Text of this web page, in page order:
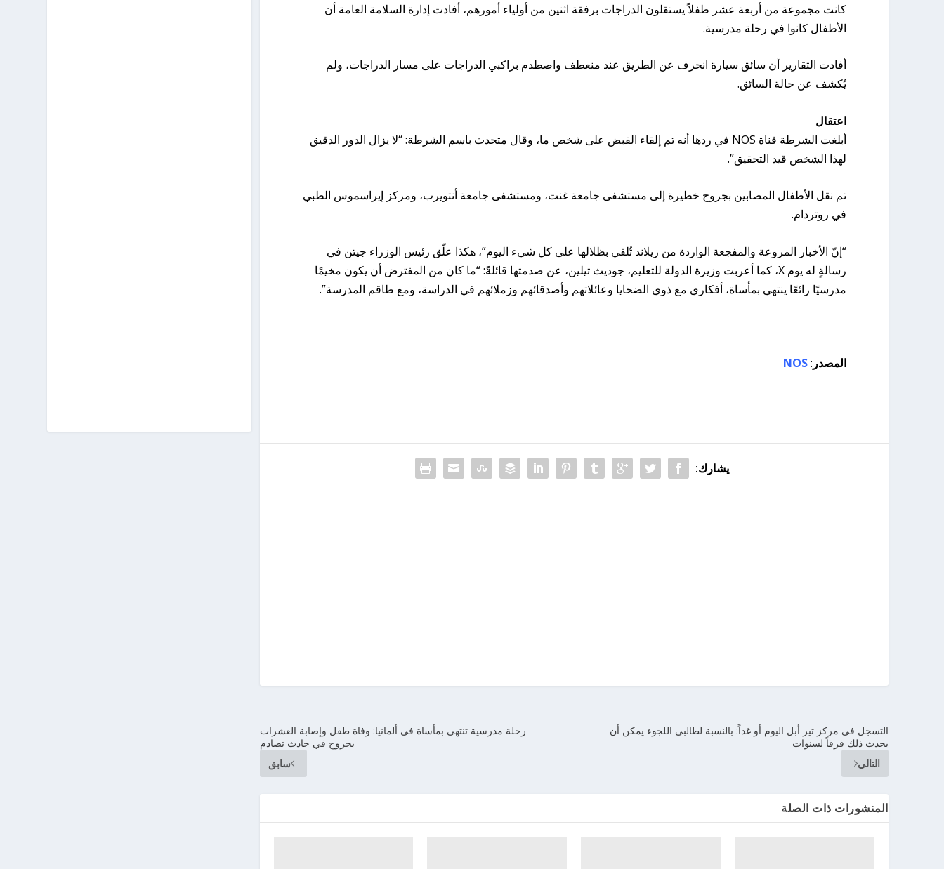
كانت مجموعة من أربعة عشر طفلاً يستقلون الدراجات برفقة اثنين من أولياء أمورهم، أفادت إدارة السلامة العامة أن
الأطفال كانوا في رحلة مدرسية.
أفادت التقارير أن سائق سيارة انحرف عن الطريق عند منعطف واصطدم براكبي الدراجات على مسار الدراجات، ولم
يُكشف عن حالة السائق.
اعتقال
أبلغت الشرطة قناة NOS في ردها أنه تم إلقاء القبض على شخص ما، وقال متحدث باسم الشرطة: “لا يزال الدور الدقيق
لهذا الشخص قيد التحقيق”.
تم نقل الأطفال المصابين بجروح خطيرة إلى مستشفى جامعة غنت، ومستشفى جامعة أنتويرب، ومركز إيراسموس الطبي
في روتردام.
“إنّ الأخبار المروعة والمفجعة الواردة من زيلاند تُلقي بظلالها على كل شيء اليوم”، هكذا علّق رئيس الوزراء جيتن في
رسالةٍ له يوم X، كما أعربت وزيرة الدولة للتعليم، جوديث تيلين، عن صدمتها قائلةً: “ما كان من المفترض أن يكون مخيمًا
مدرسيًا رائعًا ينتهي بمأساة، أفكاري مع ذوي الضحايا وعائلاتهم وأصدقائهم وزملائهم في الدراسة، ومع طاقم المدرسة”.
المصدر :
NOS
يشارك:
رحلة مدرسية تنتهي بمأساة في ألمانيا: وفاة طفل وإصابة العشرات
بجروح في حادث تصادم
سابق
التسجل في مركز تير أبل اليوم أو غداً: بالنسبة لطالبي اللجوء يمكن أن
يحدث ذلك فرقاً لسنوات
التالي
المنشورات ذات الصلة